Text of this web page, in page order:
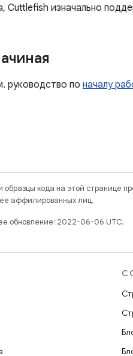
Cuttlefish изначально
руководство по началу
образцы кода на этой странице
аффилированных лиц.
обновление: 2022-06-06 UTC.